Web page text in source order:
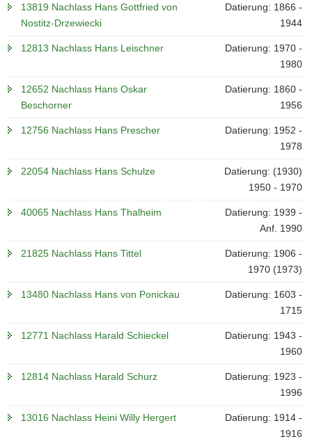
13819 Nachlass Hans Gottfried von
Nostitz-Drzewiecki
Datierung: 1866 -
1944
12813 Nachlass Hans Leischner
Datierung: 1970 -
1980
12652 Nachlass Hans Oskar
Beschorner
Datierung: 1860 -
1956
12756 Nachlass Hans Prescher
Datierung: 1952 -
1978
22054 Nachlass Hans Schulze
Datierung: (1930)
1950 - 1970
40065 Nachlass Hans Thalheim
Datierung: 1939 -
Anf. 1990
21825 Nachlass Hans Tittel
Datierung: 1906 -
1970 (1973)
13480 Nachlass Hans von Ponickau
Datierung: 1603 -
1715
12771 Nachlass Harald Schieckel
Datierung: 1943 -
1960
12814 Nachlass Harald Schurz
Datierung: 1923 -
1996
13016 Nachlass Heini Willy Hergert
Datierung: 1914 -
1916